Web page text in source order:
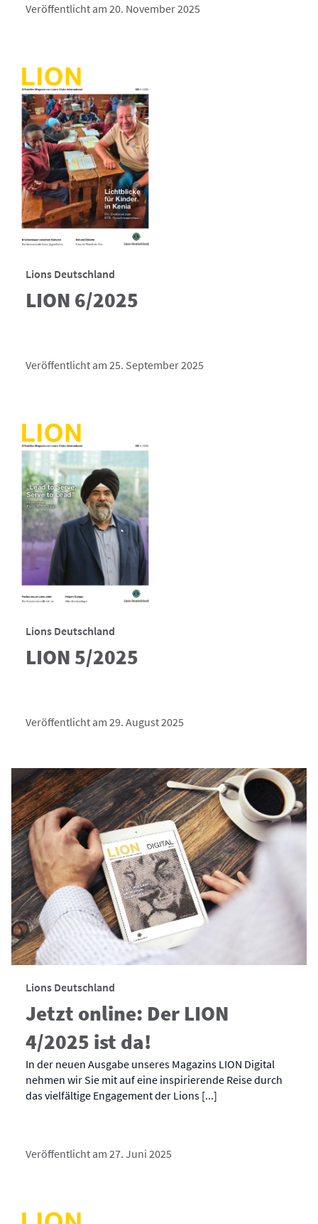
Veröffentlicht am 20. November 2025
Lions Deutschland
LION 6/2025
Veröffentlicht am 25. September 2025
Lions Deutschland
LION 5/2025
Veröffentlicht am 29. August 2025
Lions Deutschland
Jetzt online: Der LION
4/2025 ist da!
In der neuen Ausgabe unseres Magazins LION Digital
nehmen wir Sie mit auf eine inspirierende Reise durch
das vielfältige Engagement der Lions [...]
Veröffentlicht am 27. Juni 2025